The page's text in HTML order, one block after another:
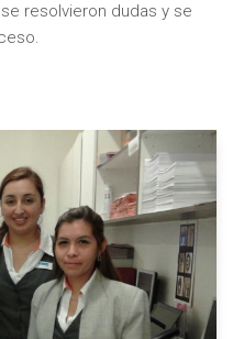
resolvieron dudas y se